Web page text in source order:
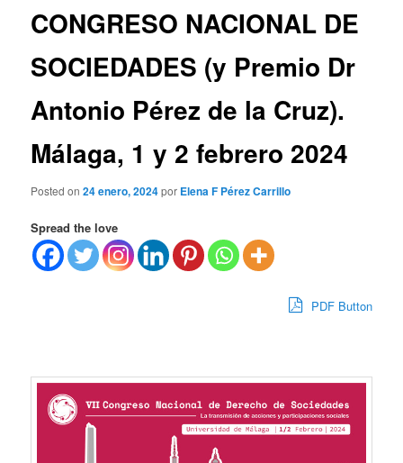
CONGRESO NACIONAL DE
SOCIEDADES (y Premio Dr
Antonio Pérez de la Cruz).
Málaga, 1 y 2 febrero 2024
Posted on24 enero, 2024por Elena F Pérez Carrillo
Spread the love
PDF Button